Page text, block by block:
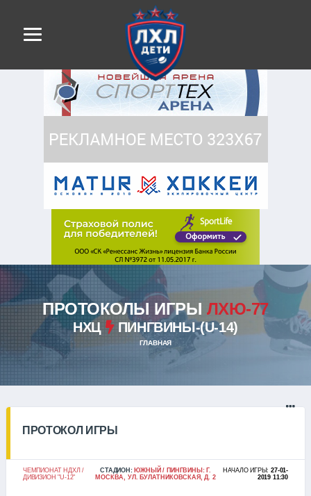
ПРОТОКОЛЫ ИГРЫ ЛХЮ-77
НХЦ ПИНГВИНЫ-(U-14)
ГЛАВНАЯ
ПРОТОКОЛ ИГРЫ
ЧЕМПИОНАТ НДХЛ /
ДИВИЗИОН "U-12"
СТАДИОН: ЮЖНЫЙ / ПИНГВИНЫ: Г.
МОСКВА, УЛ. БУЛАТНИКОВСКАЯ, Д. 2
НАЧАЛО ИГРЫ:27-01-
2019 11:30